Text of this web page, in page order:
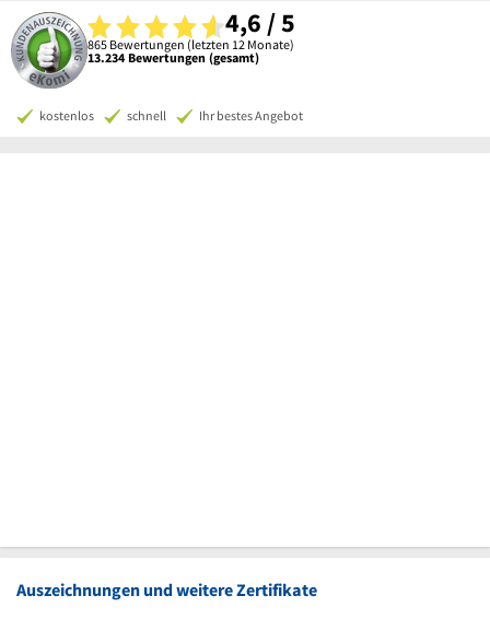
4,6 / 5
865 Bewertungen (letzten 12 Monate)
13.234 Bewertungen (gesamt)
kostenlos schnell Ihr bestes Angebot
Auszeichnungen und weitere Zertifikate